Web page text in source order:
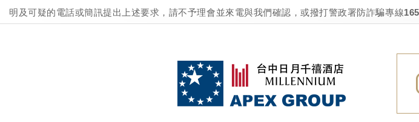
明及可疑的電話或簡訊提出上述要求，請不予理會並來電與我們確認，或撥打警政署防詐騙專線165